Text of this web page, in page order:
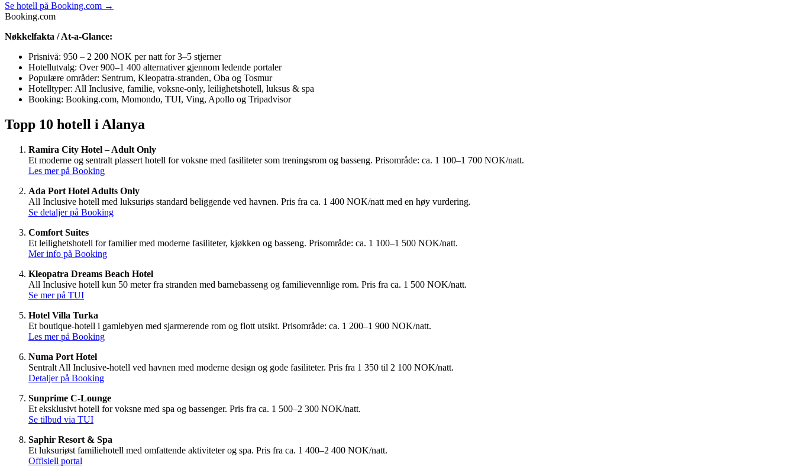
Se hotell på Booking.com →
Booking.com
Nøkkelfakta / At-a-Glance:
Prisnivå: 950 – 2 200 NOK per natt for 3–5 stjerner
Hotellutvalg: Over 900–1 400 alternativer gjennom ledende portaler
Populære områder: Sentrum, Kleopatra-stranden, Oba og Tosmur
Hotelltyper: All Inclusive, familie, voksne-only, leilighetshotell, luksus & spa
Booking: Booking.com, Momondo, TUI, Ving, Apollo og Tripadvisor
Topp 10 hotell i Alanya
Ramira City Hotel – Adult Only
Et moderne og sentralt plassert hotell for voksne med fasiliteter som treningsrom og basseng. Prisområde: ca. 1 100–1 700 NOK/natt.
Les mer på Booking
Ada Port Hotel Adults Only
All Inclusive hotell med luksuriøs standard beliggende ved havnen. Pris fra ca. 1 400 NOK/natt med en høy vurdering.
Se detaljer på Booking
Comfort Suites
Et leilighetshotell for familier med moderne fasiliteter, kjøkken og basseng. Prisområde: ca. 1 100–1 500 NOK/natt.
Mer info på Booking
Kleopatra Dreams Beach Hotel
All Inclusive hotell kun 50 meter fra stranden med barnebasseng og familievennlige rom. Pris fra ca. 1 500 NOK/natt.
Se mer på TUI
Hotel Villa Turka
Et boutique-hotell i gamlebyen med sjarmerende rom og flott utsikt. Prisområde: ca. 1 200–1 900 NOK/natt.
Les mer på Booking
Numa Port Hotel
Sentralt All Inclusive-hotell ved havnen med moderne design og gode fasiliteter. Pris fra 1 350 til 2 100 NOK/natt.
Detaljer på Booking
Sunprime C-Lounge
Et eksklusivt hotell for voksne med spa og bassenger. Pris fra ca. 1 500–2 300 NOK/natt.
Se tilbud via TUI
Saphir Resort & Spa
Et luksuriøst familiehotell med omfattende aktiviteter og spa. Pris fra ca. 1 400–2 400 NOK/natt.
Offisiell portal